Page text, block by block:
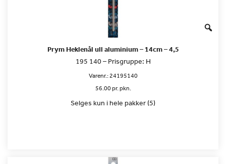
Prym Heklenål ull aluminium – 14cm – 4,5
195 140 – Prisgruppe: H
Varenr.:24195140
56.00 pr. pkn.
Selges kun i hele pakker (5)